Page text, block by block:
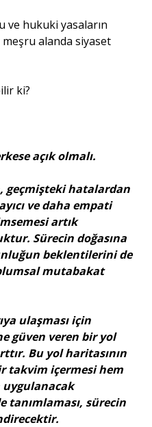
ve hukuki yasaların
meşru alanda siyaset
ki?
açık olmalı.
geçmişteki hatalardan
ve daha empati
artık
Sürecin doğasına
beklentilerini de
mutabakat
ulaşması için
güven veren bir yol
Bu yol haritasının
takvim içermesi hem
uygulanacak
tanımlaması, sürecin